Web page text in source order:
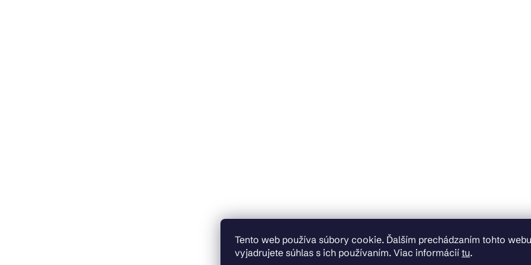
Tento web používa súbory cookie. Ďalším prechádzaním tohto webu
vyjadrujete súhlas s ich používaním. Viac informácií tu.